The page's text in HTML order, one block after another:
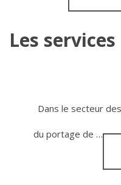
Les services
Dans le secteur
du portage de …